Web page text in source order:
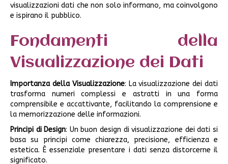
visualizzazioni dati che non solo informano, ma coinvolgono
e ispirano il pubblico.
Fondamenti della
Visualizzazione dei Dati
Importanza della Visualizzazione: La visualizzazione dei dati
trasforma numeri complessi e astratti in una forma
comprensibile e accattivante, facilitando la comprensione e
la memorizzazione delle informazioni.
Principi di Design: Un buon design di visualizzazione dei dati si
basa su principi come chiarezza, precisione, efficienza e
estetica. È essenziale presentare i dati senza distorcerne il
significato.